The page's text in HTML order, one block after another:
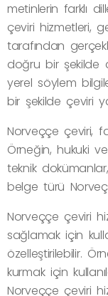
metinlerin farklı
çeviri hizmetleri,
tarafından
doğru bir şekilde
yerel söylem
bir şekilde çeviri
Norveççe çeviri,
Örneğin, hukuki
teknik
belge türü
Norveççe çeviri
sağlamak için
özelleştirilebilir.
kurmak için
Norveççe çeviri